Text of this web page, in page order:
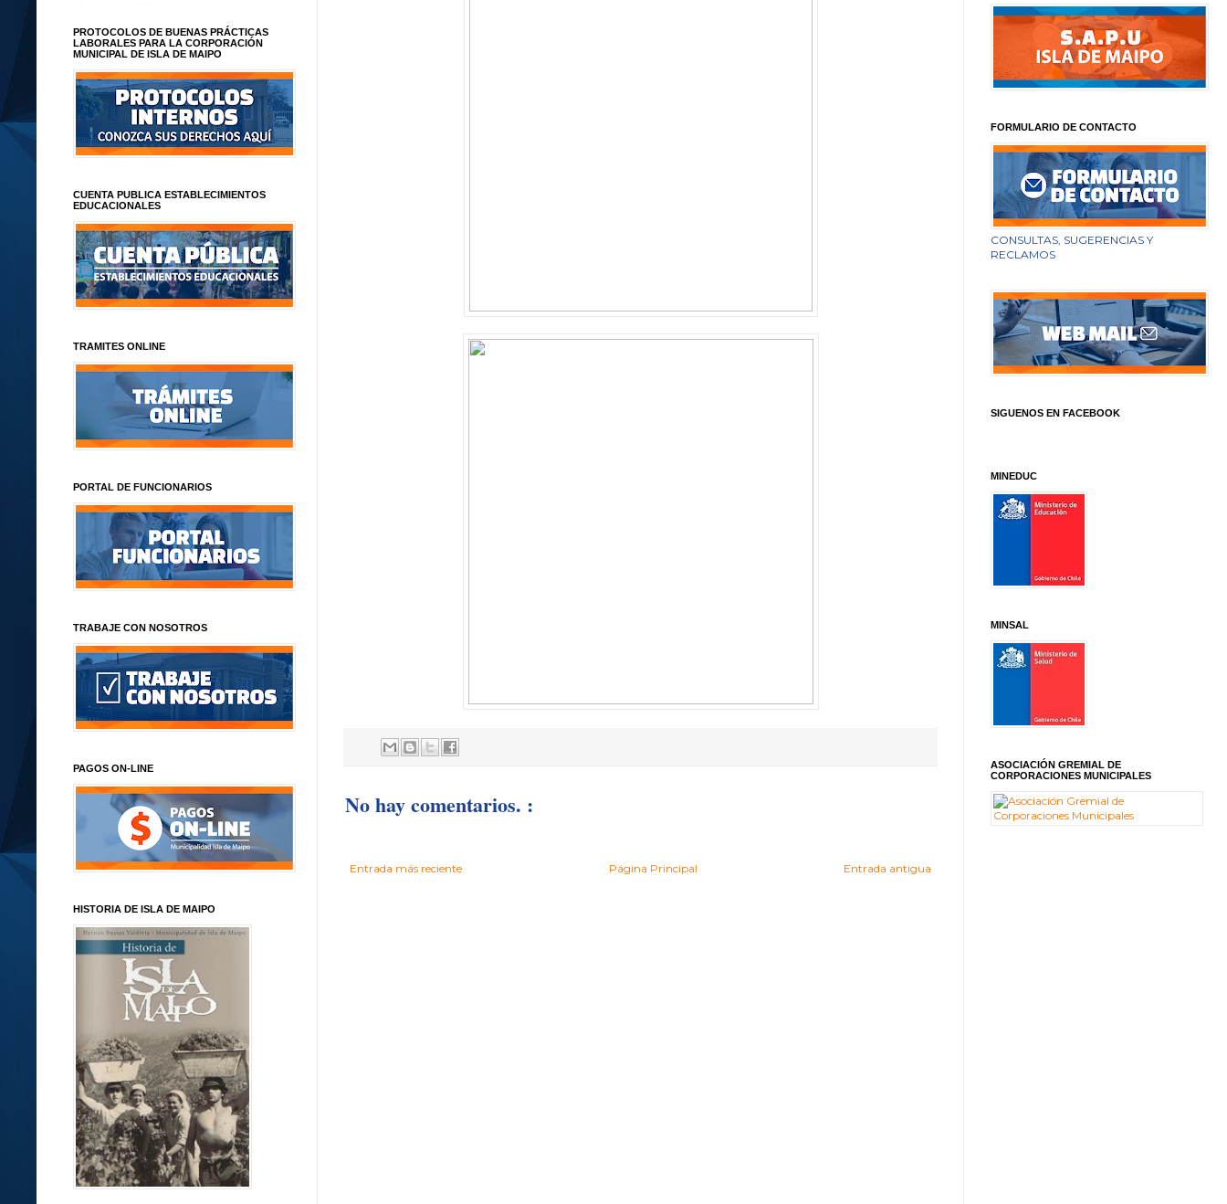
No hay comentarios. :
Entrada más reciente Entrada antigua
Página Principal
PROTOCOLOS DE BUENAS PRÁCTICAS
LABORALES PARA LA CORPORACIÓN
MUNICIPAL DE ISLA DE MAIPO
CUENTA PUBLICA ESTABLECIMIENTOS
EDUCACIONALES
TRAMITES ONLINE
PORTAL DE FUNCIONARIOS
TRABAJE CON NOSOTROS
PAGOS ON-LINE
HISTORIA DE ISLA DE MAIPO
FORMULARIO DE CONTACTO
CONSULTAS, SUGERENCIAS Y
RECLAMOS
SIGUENOS EN FACEBOOK
MINEDUC
MINSAL
ASOCIACIÓN GREMIAL DE
CORPORACIONES MUNICIPALES